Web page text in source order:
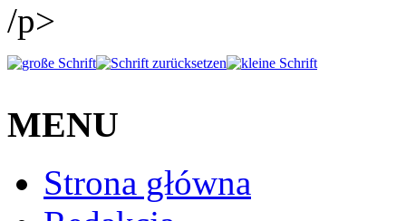
/p>
MENU
Strona główna